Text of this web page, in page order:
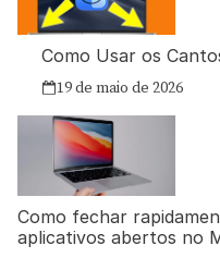
Como Usar os
19 de maio de 2026
Como fechar
aplicativos abertos no